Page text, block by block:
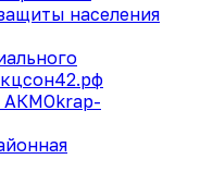
населения
кцсон42.рф
АКМОkrap-